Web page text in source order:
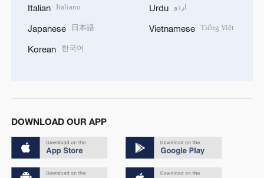
Italian Italiano
Japanese 日本語
Korean 한국어
Urdu اردو
Vietnamese Tiếng Việt
DOWNLOAD OUR APP